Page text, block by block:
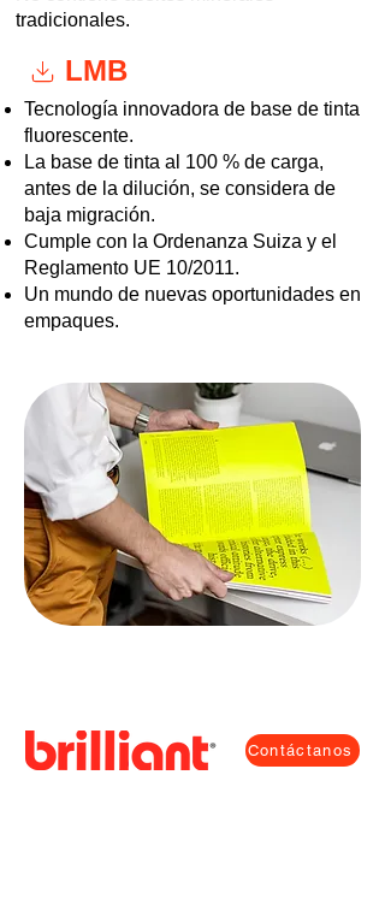
tradicionales.
LMB
Tecnología innovadora de base de tinta
fluorescente.
La base de tinta al 100 % de carga,
antes de la dilución, se considera de
baja migración.
Cumple con la Ordenanza Suiza y el
Reglamento UE 10/2011.
Un mundo de nuevas oportunidades en
empaques.
Contáctanos